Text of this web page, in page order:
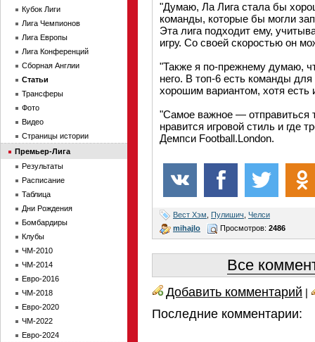
"Думаю, Ла Лига стала бы
команды, которые бы могли
Эта лига подходит ему,
игру. Со своей скоростью он
"Также я по-прежнему думаю,
него. В топ-6 есть команды
хорошим вариантом, хотя есть
"Самое важное — отправиться
нравится игровой стиль и где
Демпси Football.London.
Вест Хэм Пулишич Челси
mihajlo
Просмотров: 2486
Все
Добавить комментарий |
Последние комментарии:
Кубок Лиги
Лига Чемпионов
Лига Европы
Лига Конференций
Сборная Англии
Статьи
Трансферы
Фото
Видео
Страницы истории
Премьер-Лига
Результаты
Расписание
Таблица
Дни Рождения
Бомбардиры
Клубы
ЧМ-2010
ЧМ-2014
Евро-2016
ЧМ-2018
Евро-2020
ЧМ-2022
Евро-2024